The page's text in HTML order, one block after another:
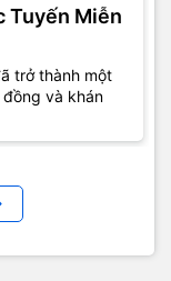
Tuyến Miễn
trở thành một
và khán